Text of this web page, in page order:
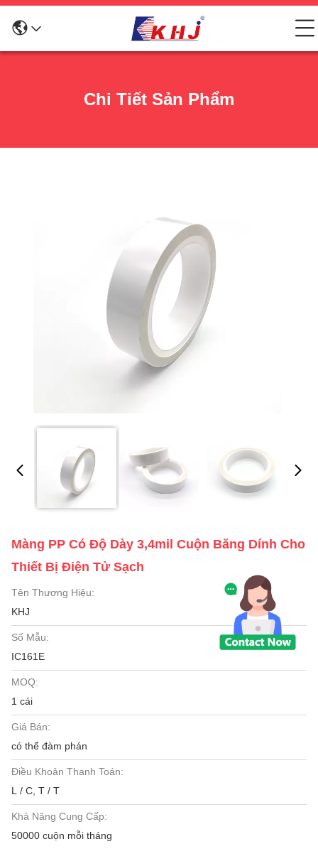
Chi Tiết Sản Phẩm
Màng PP Có Độ Dày 3,4mil Cuộn Băng Dính Cho
Thiết Bị Điện Tử Sạch
Tên Thương Hiệu:
KHJ
Số Mẫu:
IC161E
MOQ:
1 cái
Giá Bán:
có thể đàm phán
Điều Khoản Thanh Toán:
L / C, T / T
Khả Năng Cung Cấp:
50000 cuộn mỗi tháng